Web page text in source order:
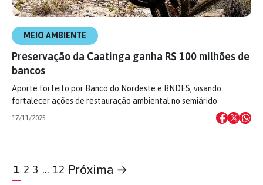
MEIO AMBIENTE
Preservação da Caatinga ganha R$ 100 milhões de
bancos
Aporte foi feito por Banco do Nordeste e BNDES, visando
fortalecer ações de restauração ambiental no semiárido
17/11/2025
1 2 3 … 12 Próxima →